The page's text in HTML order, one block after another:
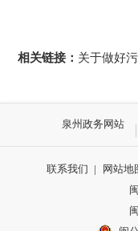
相关链接： 关于做好
泉州政务网站
联系我们 | 网站地